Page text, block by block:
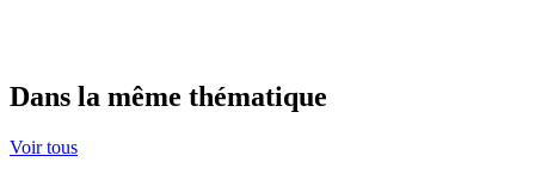
Dans la même thématique
Voir tous